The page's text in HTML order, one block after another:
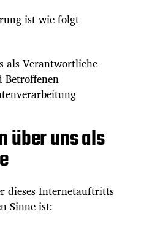
ist wie folgt
als Verantwortliche
Betroffenen
über uns als
dieses Internetauftritts
Sinne ist: